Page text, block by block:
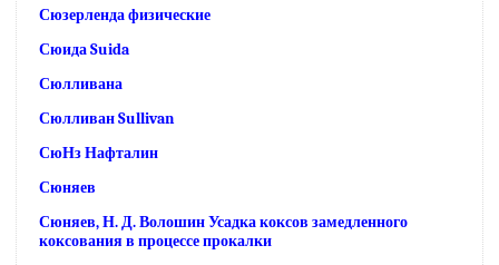
Сюзерленда физические
Сюида Suida
Сюлливана
Сюлливан Sullivan
СюНз Нафталин
Сюняев
Сюняев, Н. Д. Волошин Усадка коксов замедленного
коксования в процессе прокалки